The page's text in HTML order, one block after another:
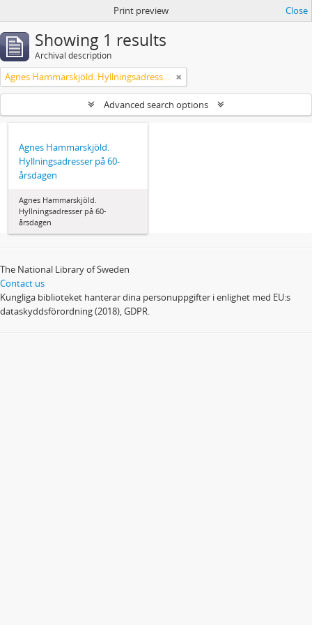
Print preview Close
Showing 1 results
Archival description
Agnes Hammarskjöld. Hyllningsadresser på 60-årsdagen
Advanced search options
Agnes Hammarskjöld.
Hyllningsadresser på 60-
årsdagen
Agnes Hammarskjöld.
Hyllningsadresser på 60-
årsdagen
The National Library of Sweden
Contact us
Kungliga biblioteket hanterar dina personuppgifter i enlighet med EU:s
dataskyddsförordning (2018), GDPR.